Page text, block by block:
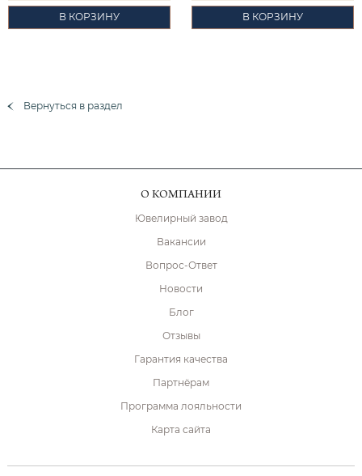
В КОРЗИНУ В КОРЗИНУ
Вернуться в раздел
О КОМПАНИИ
Ювелирный завод
Вакансии
Вопрос-Ответ
Новости
Блог
Отзывы
Гарантия качества
Партнёрам
Программа лояльности
Карта сайта